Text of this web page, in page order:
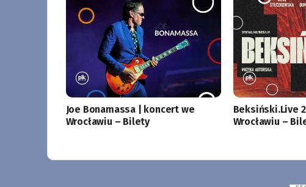
Joe Bonamassa | koncert we
Wrocławiu – Bilety
Beksiński.Live
Wrocławiu –